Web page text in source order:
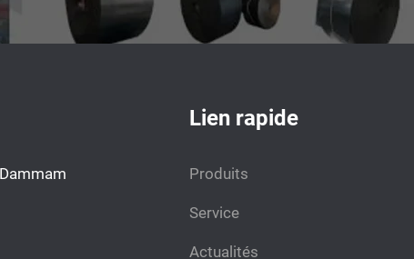
Lien rapide
Produits
Service
Actualités